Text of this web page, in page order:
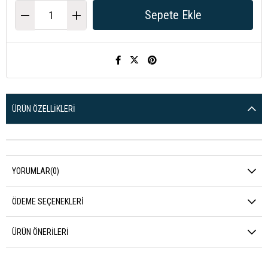
ÜRÜN ÖZELLIKLERI
YORUMLAR(0)
ÖDEME SEÇENEKLERI
ÜRÜN ÖNERILERI